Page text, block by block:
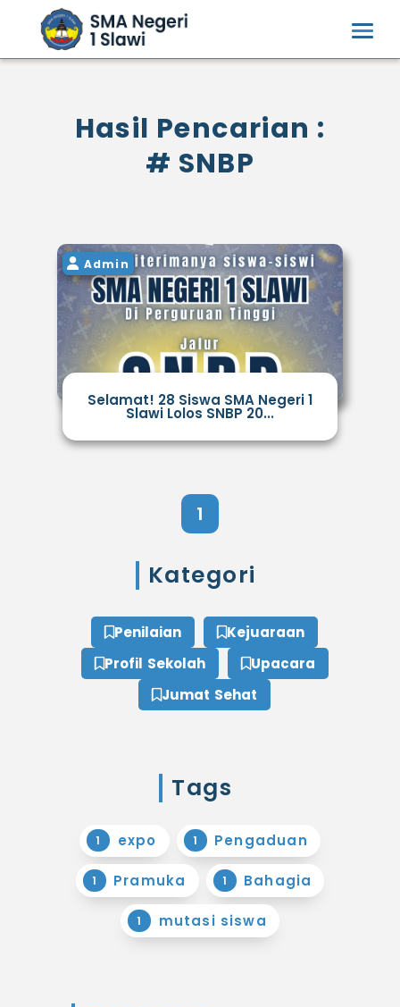
Hasil Pencarian :
# SNBP
Admin
Selamat! 28 Siswa SMA Negeri 1
Slawi Lolos SNBP 20...
1
Kategori
Penilaian
Kejuaraan
Profil Sekolah
Upacara
Jumat Sehat
Tags
1 expo 1 Pengaduan
1 Pramuka 1 Bahagia
1 mutasi siswa